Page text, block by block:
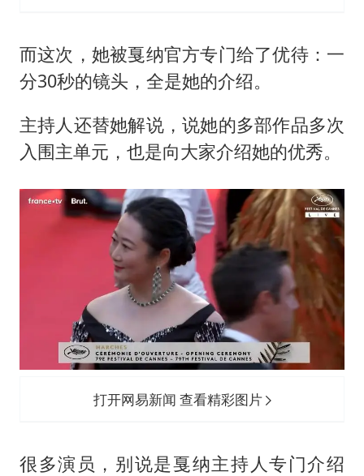
而这次，她被戛纳官方专门给了优待：一
分30秒的镜头，全是她的介绍。
主持人还替她解说，说她的多部作品多次
入围主单元，也是向大家介绍她的优秀。
打开网易新闻 查看精彩图片
很多演员，别说是戛纳主持人专门介绍